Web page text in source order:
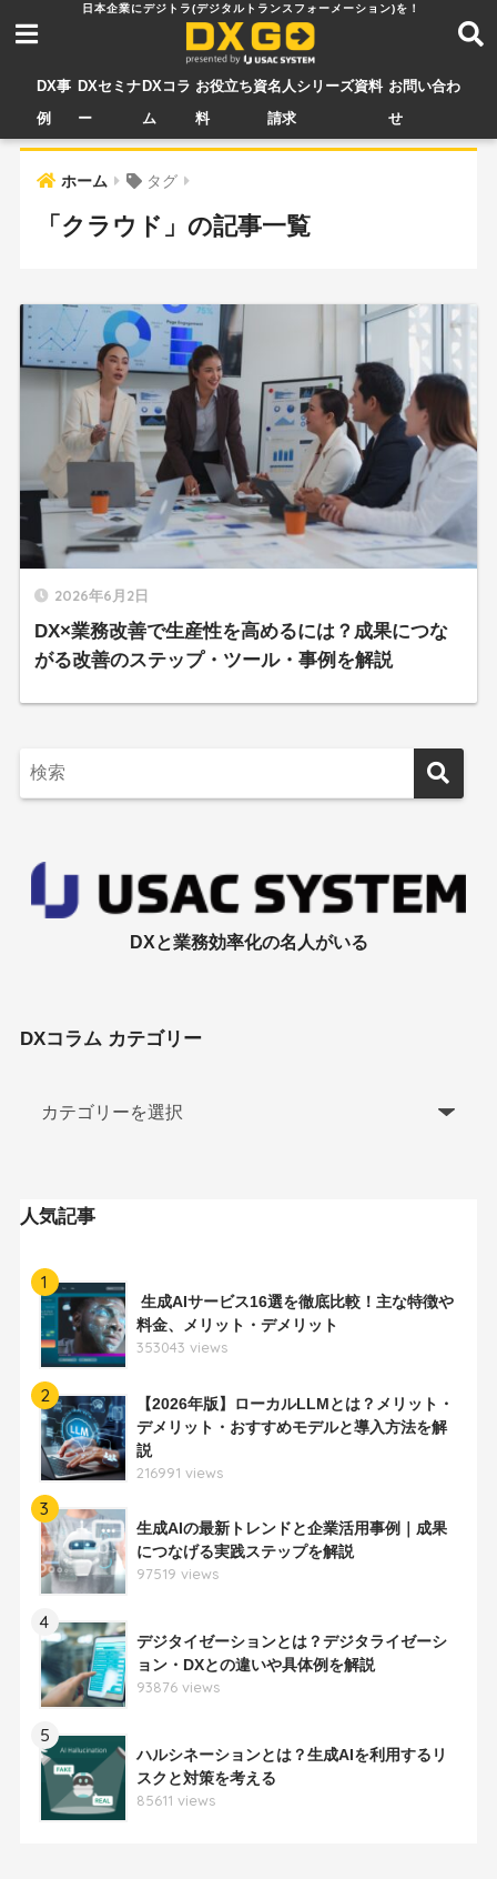
DX事
例
DXセミナ
ー
DXコラ
ム
お役立ち資
料
名人シリーズ資料
請求
お問い合わ
せ
ホーム タグ
「クラウド」の記事一覧
2026年6月2日
DX×業務改善で生産性を高めるには？成果につな
がる改善のステップ・ツール・事例を解説
DXと業務効率化の名人がいる
DXコラム カテゴリー
人気記事
1
生成AIサービス16選を徹底比較！主な特徴や
料金、メリット・デメリット
353043 views
2
【2026年版】ローカルLLMとは？メリット・
デメリット・おすすめモデルと導入方法を解
説
216991 views
3
生成AIの最新トレンドと企業活用事例｜成果
につなげる実践ステップを解説
97519 views
4
デジタイゼーションとは？デジタライゼーシ
ョン・DXとの違いや具体例を解説
93876 views
5
ハルシネーションとは？生成AIを利用するリ
スクと対策を考える
85611 views